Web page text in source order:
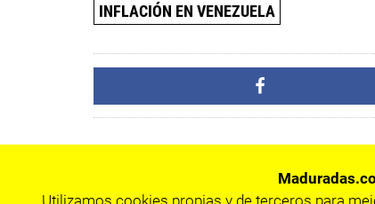
INFLACIÓN EN VENEZUELA
Utilizamos cookies propias y de terceros para